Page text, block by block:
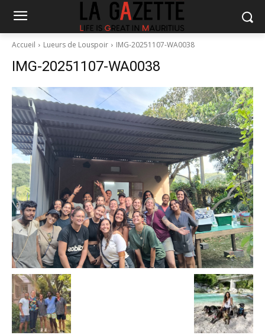
Accueil Lueurs de Louspoir IMG-20251107-WA0038
IMG-20251107-WA0038